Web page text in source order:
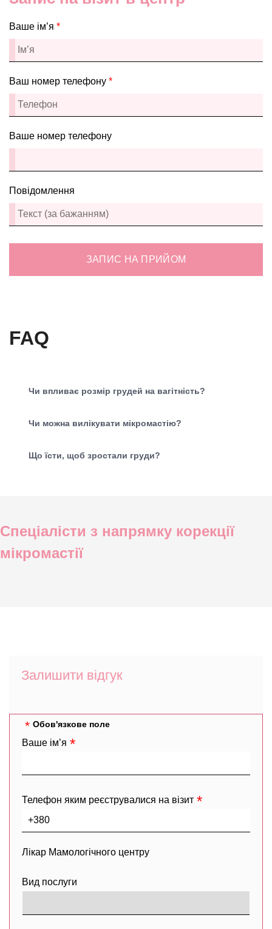
Ваше ім’я *
Ваш номер телефону *
Ваше номер телефону
Повідомлення
ЗАПИС НА ПРИЙОМ
FAQ
Чи впливає розмір грудей на вагітність?
Чи можна вилікувати мікромастію?
Що їсти, щоб зростали груди?
Спеціалісти з напрямку корекції
мікромастії
Залишити відгук
Обов'язкове поле
Ваше ім’я
Телефон яким реєструвалися на візит
Лікар Мамологічного центру
Вид послуги